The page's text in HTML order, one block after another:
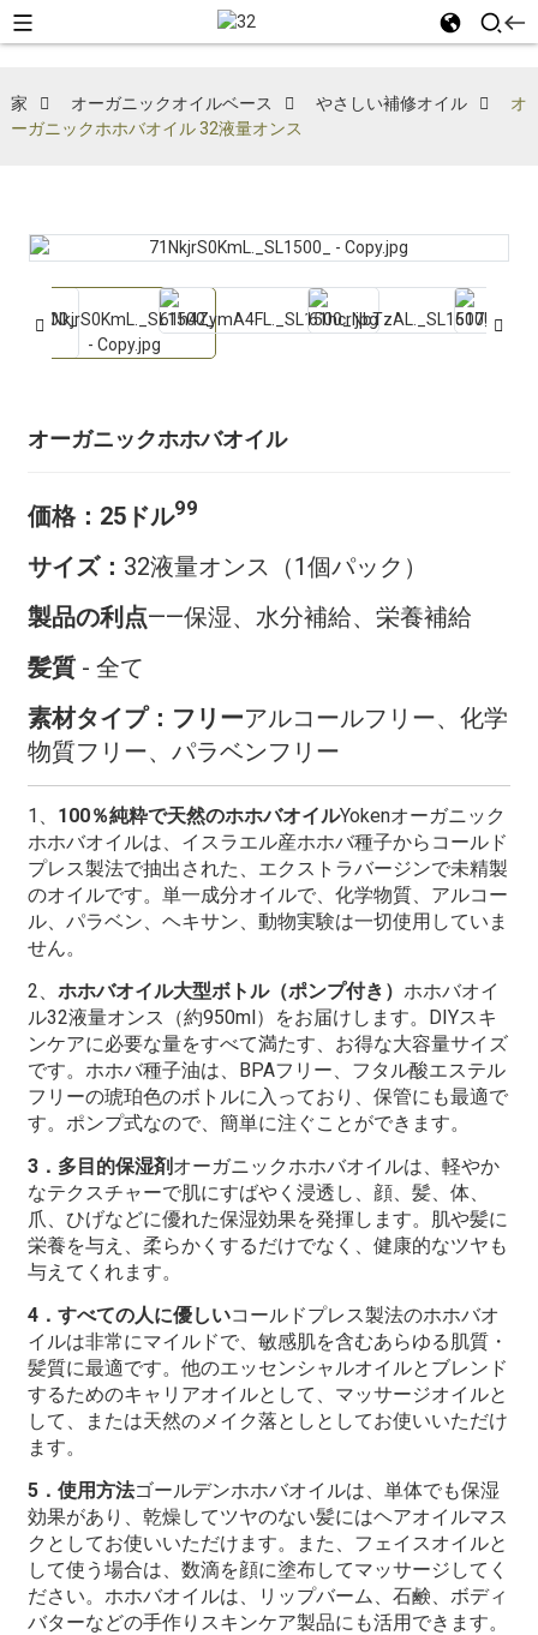
家 オーガニックオイルベース やさしい補修オイル
オ
ーガニックホホバオイル 32液量オンス
オーガニックホホバオイル
価格：25​​ドル99
サイズ： 32液量オンス（1個パック）
製品の利点——保湿、水分補給、栄養補給
髪質 - 全て
素材タイプ：フリーアルコールフリー、化学
物質フリー、パラベンフリー
1、 100％純粋で天然のホホバオイルYokenオーガニック
ホホバオイルは、イスラエル産ホホバ種子からコールド
プレス製法で抽出された、エクストラバージンで未精製
のオイルです。単一成分オイルで、化学物質、アルコー
ル、パラベン、ヘキサン、動物実験は一切使用していま
せん。
2、 ホホバオイル大型ボトル（ポンプ付き） ホホバオイ
ル32液量オンス（約950ml）をお届けします。DIYスキ
ンケアに必要な量をすべて満たす、お得な大容量サイズ
です。ホホバ種子油は、BPAフリー、フタル酸エステル
フリーの琥珀色のボトルに入っており、保管にも最適で
す。ポンプ式なので、簡単に注ぐことができます。
3．多目的保湿剤 オーガニックホホバオイルは、軽やか
なテクスチャーで肌にすばやく浸透し、顔、髪、体、
爪、ひげなどに優れた保湿効果を発揮します。肌や髪に
栄養を与え、柔らかくするだけでなく、健康的なツヤも
与えてくれます。
4．すべての人に優しいコールドプレス製法のホホバオ
イルは非常にマイルドで、敏感肌を含むあらゆる肌質・
髪質に最適です。他のエッセンシャルオイルとブレンド
するためのキャリアオイルとして、マッサージオイルと
して、または天然のメイク落としとしてお使いいただけ
ます。
5．使用方法ゴールデンホホバオイルは、単体でも保湿
効果があり、乾燥してツヤのない髪にはヘアオイルマス
クとしてお使いいただけます。また、フェイスオイルと
して使う場合は、数滴を顔に塗布してマッサージしてく
ださい。ホホバオイルは、リップバーム、石鹸、ボディ
バターなどの手作りスキンケア製品にも活用できます。